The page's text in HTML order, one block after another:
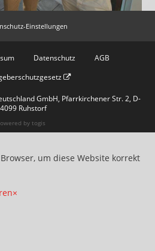
Datenschutz
AGB
GmbH, Pfarrkirchener Str. 2, D-
Ruhstorf
by togis
um diese Website korrekt
×